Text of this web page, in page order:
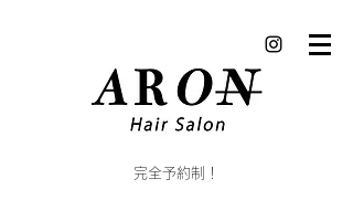
完全予約制！